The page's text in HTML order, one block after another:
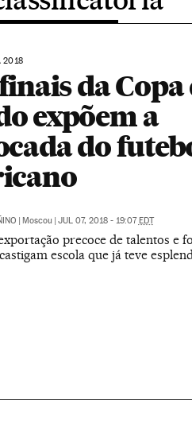
2018
da Copa
expõem a
do
| Moscou | JUL 07, 2018 - 19:07EDT
precoce de talentos e
escola que já teve